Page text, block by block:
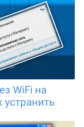
WiFi на
устранить